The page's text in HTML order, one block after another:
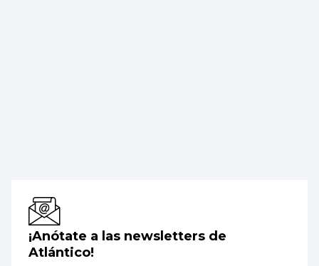
¡Anótate a las newsletters de
Atlántico!